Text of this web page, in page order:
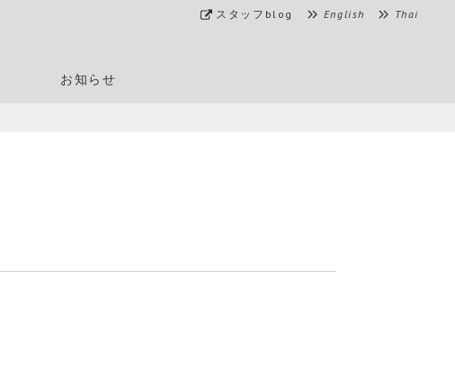
スタッフblog English Thai
お知らせ